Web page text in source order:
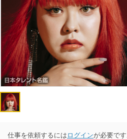
仕事を依頼するには ログインが必要です